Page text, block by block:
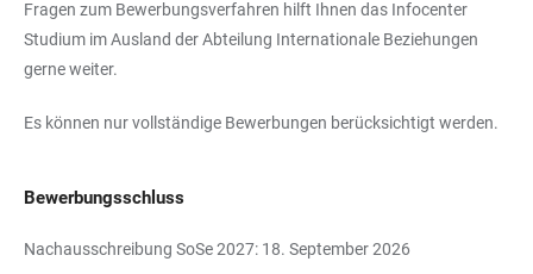
Fragen zum Bewerbungsverfahren hilft Ihnen das Infocenter
Studium im Ausland der Abteilung Internationale Beziehungen
gerne weiter.
Es können nur vollständige Bewerbungen berücksichtigt werden.
Bewerbungsschluss
Nachausschreibung SoSe 2027: 18. September 2026